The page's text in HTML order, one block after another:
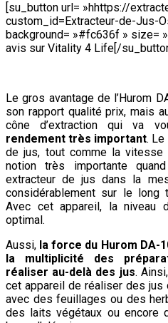
[su_button url= »hhttps://
custom_id=Extracteur-de-Jus-
background= »#fc636f » size=
avis sur Vitality 4 Life[/
Le gros avantage de l’Hurom
son rapport qualité prix, mais
cône d’extraction qui va
rendement très important. Le
de jus, tout comme la
notion très importante
extracteur de jus dans la
considérablement sur le long
Avec cet appareil, la niveau
optimal.
Aussi, la force du Hurom DA-
la multiplicité des
réaliser au-delà des jus.
cet appareil de réaliser des
avec des feuillages ou des
des laits végétaux ou encore